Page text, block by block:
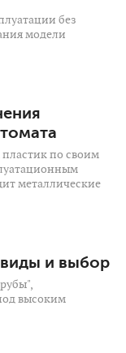
без
модели
пластик по своим
металлические
виды и выбор
высоким